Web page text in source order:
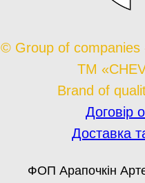
© Group of companies
TM
Brand of
Договір
Доставка
ФОП Арапочкін